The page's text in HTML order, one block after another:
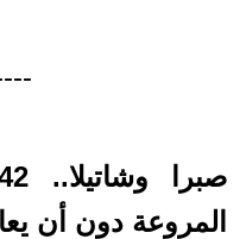
المروعة دون أن